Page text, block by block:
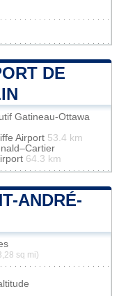
DE
Gatineau-Ottawa
Airport 53.4 km
64.3 km
ANDRÉ-
sq mi)